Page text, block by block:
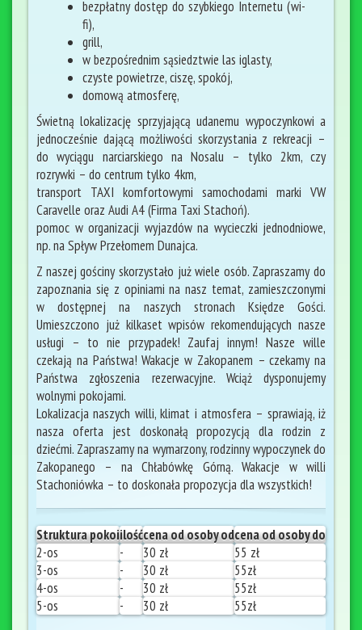
bezpłatny dostęp do szybkiego Internetu (wi-
fi),
grill,
w bezpośrednim sąsiedztwie las iglasty,
czyste powietrze, ciszę, spokój,
domową atmosferę,
Świetną lokalizację sprzyjającą udanemu wypoczynkowi a
jednocześnie dającą możliwości skorzystania z rekreacji –
do wyciągu narciarskiego na Nosalu – tylko 2km, czy
rozrywki – do centrum tylko 4km,
transport TAXI komfortowymi samochodami marki VW
Caravelle oraz Audi A4 (Firma Taxi Stachoń).
pomoc w organizacji wyjazdów na wycieczki jednodniowe,
np. na Spływ Przełomem Dunajca.
Z naszej gościny skorzystało już wiele osób. Zapraszamy do
zapoznania się z opiniami na nasz temat, zamieszczonymi
w dostępnej na naszych stronach Księdze Gości.
Umieszczono już kilkaset wpisów rekomendujących nasze
usługi – to nie przypadek! Zaufaj innym! Nasze wille
czekają na Państwa! Wakacje w Zakopanem – czekamy na
Państwa zgłoszenia rezerwacyjne. Wciąż dysponujemy
wolnymi pokojami.
Lokalizacja naszych willi, klimat i atmosfera – sprawiają, iż
nasza oferta jest doskonałą propozycją dla rodzin z
dziećmi. Zapraszamy na wymarzony, rodzinny wypoczynek do
Zakopanego – na Chłabówkę Górną. Wakacje w willi
Stachoniówka – to doskonała propozycja dla wszystkich!
Struktura pokoiilośćcena od osoby odcena od osoby do
2-os
- 30 zł
55 zł
3-os
- 30 zł
55zł
4-os
- 30 zł
55zł
5-os
- 30 zł 55zł